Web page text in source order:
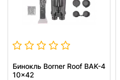
Бинокль Borner Roof BAK-4
10x42